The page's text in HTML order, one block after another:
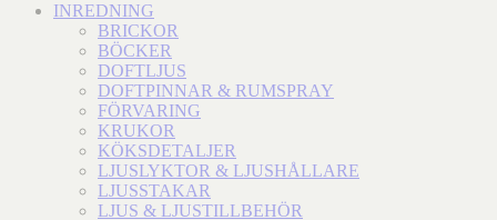
INREDNING
BRICKOR
BÖCKER
DOFTLJUS
DOFTPINNAR & RUMSPRAY
FÖRVARING
KRUKOR
KÖKSDETALJER
LJUSLYKTOR & LJUSHÅLLARE
LJUSSTAKAR
LJUS & LJUSTILLBEHÖR